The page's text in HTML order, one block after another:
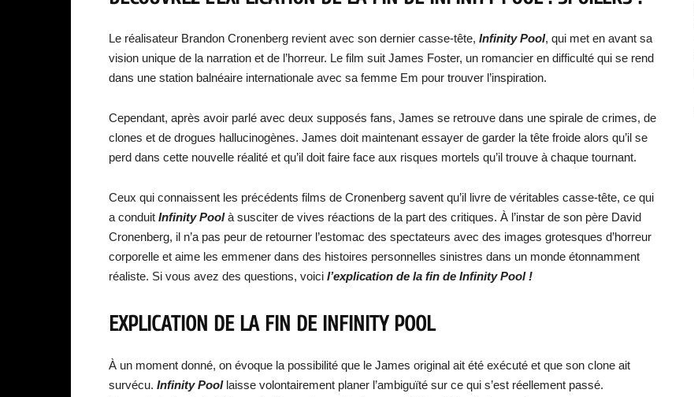
Le réalisateur Brandon Cronenberg revient avec son dernier casse-tête, Infinity Pool, qui met en avant sa
vision unique de la narration et de l’horreur. Le film suit James Foster, un romancier en difficulté qui se rend
dans une station balnéaire internationale avec sa femme Em pour trouver l’inspiration.
Cependant, après avoir parlé avec deux supposés fans, James se retrouve dans une spirale de crimes, de
clones et de drogues hallucinogènes. James doit maintenant essayer de garder la tête froide alors qu’il se
perd dans cette nouvelle réalité et qu’il doit faire face aux risques mortels qu’il trouve à chaque tournant.
Ceux qui connaissent les précédents films de Cronenberg savent qu’il livre de véritables casse-tête, ce qui
a conduit Infinity Poolà susciter de vives réactions de la part des critiques. À l’instar de son père David
Cronenberg, il n’a pas peur de retourner l’estomac des spectateurs avec des images grotesques d’horreur
corporelle et aime les emmener dans des histoires personnelles sinistres dans un monde étonnamment
réaliste. Si vous avez des questions, voici l’explication de la fin de Infinity Pool !
EXPLICATION DE LA FIN DE INFINITY POOL
À un moment donné, on évoque la possibilité que le James original ait été exécuté et que son clone ait
survécu. Infinity Pool laisse volontairement planer l’ambiguïté sur ce qui s’est réellement passé.